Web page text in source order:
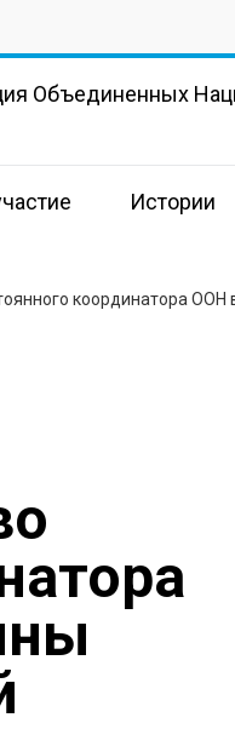
Объединенных
Истории
координатора